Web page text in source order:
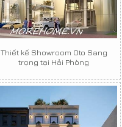
Thiết kế Showroom Oto Sang
trọng tại Hải Phòng